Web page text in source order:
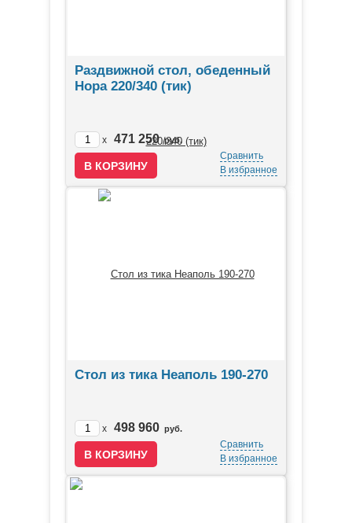
Раздвижной стол, обеденный
Нора 220/340 (тик)
x 471 250 руб.
Сравнить
В избранное
Стол из тика Неаполь 190-270
x 498 960 руб.
Сравнить
В избранное